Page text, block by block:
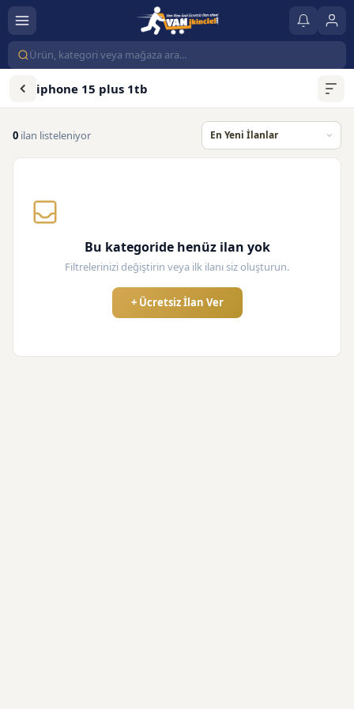
iphone 15 plus 1tb
0 ilan listeleniyor
Bu kategoride henüz ilan yok
Filtrelerinizi değiştirin veya ilk ilanı siz oluşturun.
+ Ücretsiz İlan Ver